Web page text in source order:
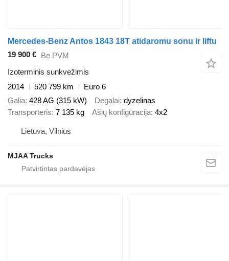
Mercedes-Benz Antos 1843 18T atidaromu sonu ir liftu
19 900 € Be PVM
Izoterminis sunkvežimis
2014
520 799 km
Euro 6
Galia 428 AG (315 kW) Degalai dyzelinas
Transporteris 7 135 kg Ašių konfigūracija 4x2
Lietuva, Vilnius
MJAA Trucks